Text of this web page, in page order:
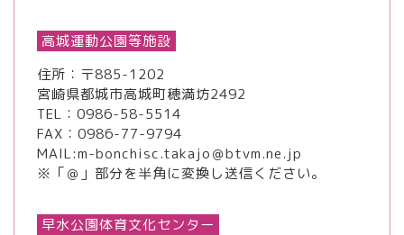
高城運動公園等施設
住所：〒885-1202
宮崎県都城市高城町穂満坊2492
TEL： 0986-58-5514
FAX：0986-77-9794
MAIL:m-bonchisc.takajo＠btvm.ne.jp
※「＠」部分を半角に変換し送信ください。
早水公園体育文化センター